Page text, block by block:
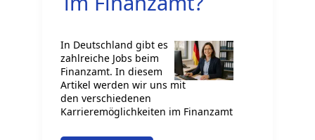
In Deutschland gibt es
zahlreiche Jobs beim
Finanzamt. In diesem
Artikel werden wir uns mit
den verschiedenen
Karrieremöglichkeiten im Finanzamt